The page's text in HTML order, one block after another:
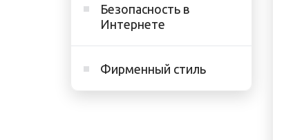
Безопасность в
Интернете
Фирменный стиль